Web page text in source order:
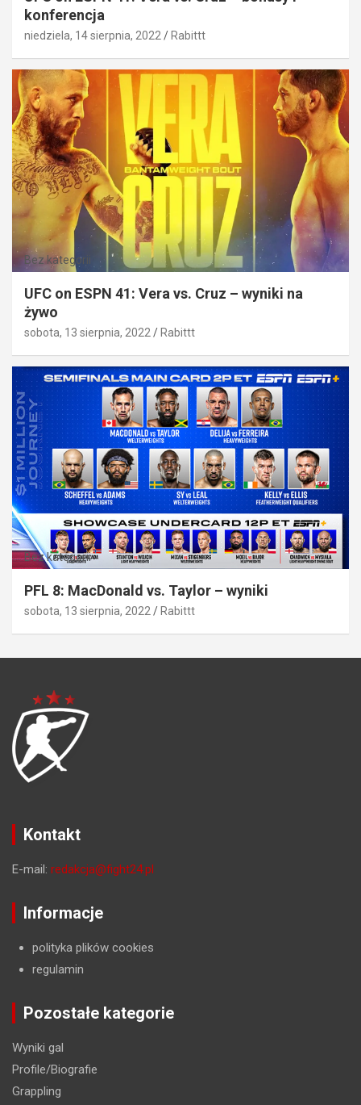
konferencja
niedziela, 14 sierpnia, 2022 Rabittt
Bez kategorii
UFC on ESPN 41: Vera vs. Cruz – wyniki na
żywo
sobota, 13 sierpnia, 2022 Rabittt
Bez kategorii
PFL 8: MacDonald vs. Taylor – wyniki
sobota, 13 sierpnia, 2022 Rabittt
Kontakt
E-mail: redakcja@fight24.pl
Informacje
polityka plików cookies
regulamin
Pozostałe kategorie
Wyniki gal
Profile/Biografie
Grappling